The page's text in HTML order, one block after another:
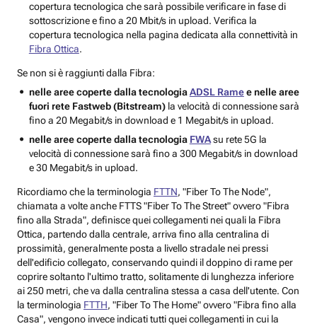
copertura tecnologica che sarà possibile verificare in fase di
sottoscrizione e fino a 20 Mbit/s in upload. Verifica la
copertura tecnologica nella pagina dedicata alla connettività in
Fibra Ottica.
Se non si è raggiunti dalla Fibra:
nelle aree coperte dalla tecnologiaADSL Ramee nelle aree
fuori rete Fastweb (Bitstream)la velocità di connessione sarà
fino a 20 Megabit/s in download e 1 Megabit/s in upload.
nelle aree coperte dalla tecnologia FWAsu rete 5G la
velocità di connessione sarà fino a 300 Megabit/s in download
e 30 Megabit/s in upload.
Ricordiamo che la terminologia FTTN, "Fiber To The Node",
chiamata a volte anche FTTS"Fiber To The Street"ovvero "Fibra
fino alla Strada", definisce quei collegamenti nei quali la Fibra
Ottica, partendo dalla centrale, arriva fino alla centralina di
prossimità, generalmente posta a livello stradale nei pressi
dell'edificio collegato, conservando quindi il doppino di rame per
coprire soltanto l'ultimo tratto, solitamente di lunghezza inferiore
ai 250 metri, che va dalla centralina stessa a casa dell'utente. Con
la terminologia FTTH, "Fiber To The Home"ovvero "Fibra fino alla
Casa", vengono invece indicati tutti quei collegamenti in cui la